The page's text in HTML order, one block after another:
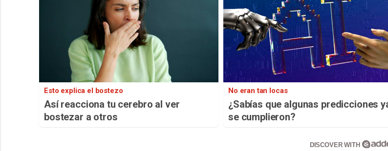
Esto explica el bostezo
Así reacciona tu cerebro al ver
bostezar a otros
No eran tan locas
¿Sabías que algunas predicciones
se cumplieron?
DISCOVER WITH